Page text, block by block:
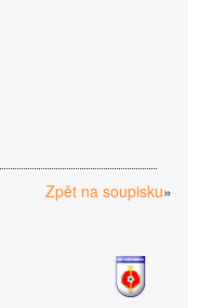
Zpět na soupisku»